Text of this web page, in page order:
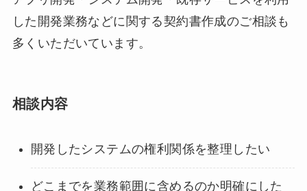
した開発業務などに関する契約書作成のご相談も
多くいただいています。
相談内容
開発したシステムの権利関係を整理したい
どこまでを業務範囲に含めるのか明確にした